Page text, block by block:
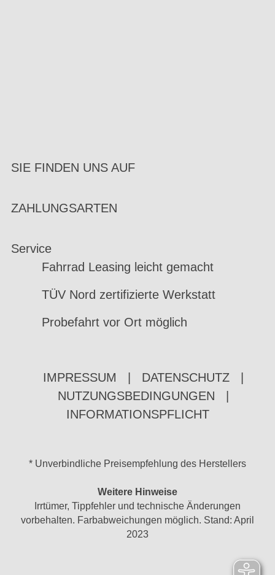
SIE FINDEN UNS AUF
ZAHLUNGSARTEN
Service
Fahrrad Leasing leicht gemacht
TÜV Nord zertifizierte Werkstatt
Probefahrt vor Ort möglich
IMPRESSUM DATENSCHUTZ
NUTZUNGSBEDINGUNGEN
INFORMATIONSPFLICHT
* Unverbindliche Preisempfehlung des Herstellers
Weitere Hinweise
Irrtümer, Tippfehler und technische Änderungen
vorbehalten. Farbabweichungen möglich. Stand: April
2023